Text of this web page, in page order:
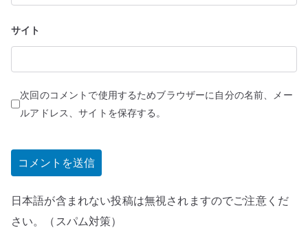
サイト
次回のコメントで使用するためブラウザーに自分の名前、メー
ルアドレス、サイトを保存する。
日本語が含まれない投稿は無視されますのでご注意くだ
さい。（スパム対策）